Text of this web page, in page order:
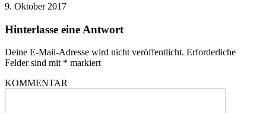
9. Oktober 2017
Hinterlasse eine Antwort
Deine E-Mail-Adresse wird nicht veröffentlicht. Erforderliche
Felder sind mit * markiert
KOMMENTAR